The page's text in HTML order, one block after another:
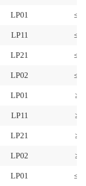
LP01
LP11
LP21
LP02
LP01 ≥
LP11 ≥
LP21 ≥
LP02 ≥
LP01